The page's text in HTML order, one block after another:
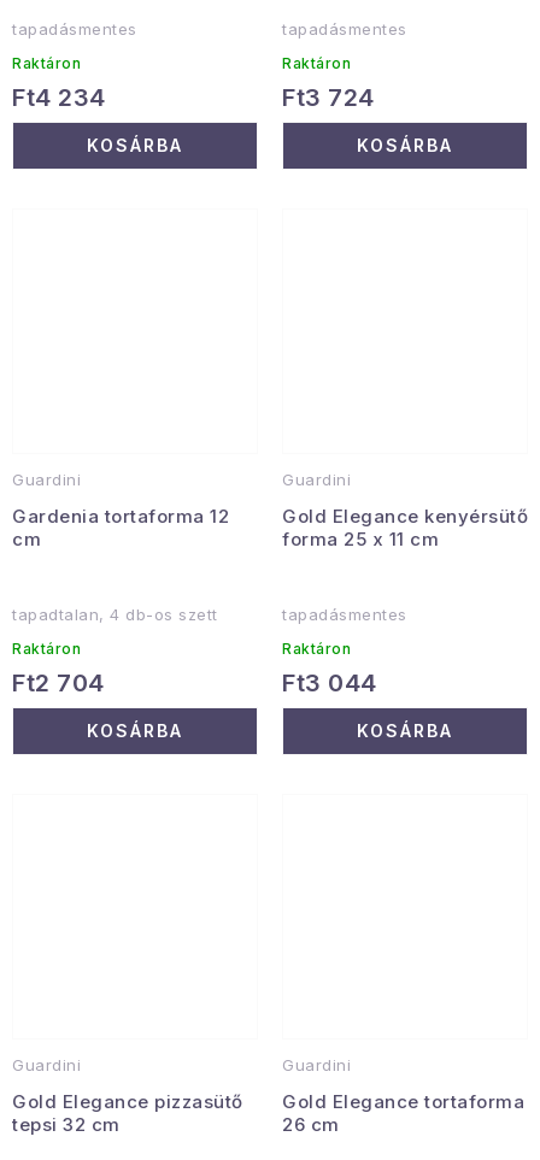
tapadásmentes
Raktáron
Ft4 234
KOSÁRBA
tapadásmentes
Raktáron
Ft3 724
KOSÁRBA
Guardini
Gardenia tortaforma 12
cm
tapadtalan, 4 db-os szett
Raktáron
Ft2 704
KOSÁRBA
Guardini
Gold Elegance kenyérsütő
forma 25 x 11 cm
tapadásmentes
Raktáron
Ft3 044
KOSÁRBA
Guardini
Gold Elegance pizzasütő
tepsi 32 cm
Guardini
Gold Elegance tortaforma
26 cm